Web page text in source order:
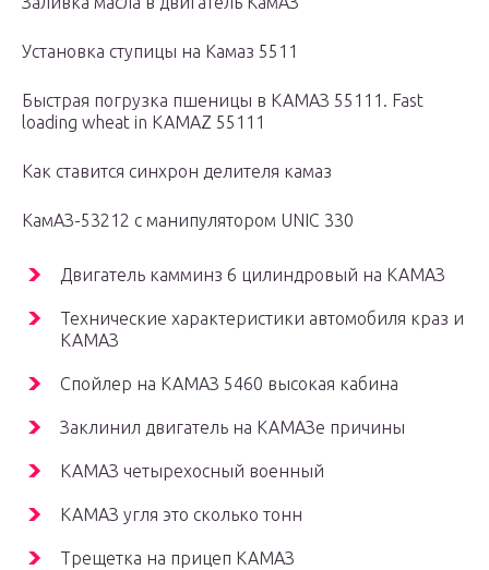
Установка ступицы на Камаз 5511
Быстрая погрузка пшеницы в КАМАЗ 55111. Fast
loading wheat in KAMAZ 55111
Как ставится синхрон делителя камаз
КамАЗ-53212 с манипулятором UNIC 330
Двигатель камминз 6 цилиндровый на КАМАЗ
Технические характеристики автомобиля краз и
КАМАЗ
Спойлер на КАМАЗ 5460 высокая кабина
Заклинил двигатель на КАМАЗе причины
КАМАЗ четырехосный военный
КАМАЗ угля это сколько тонн
Трещетка на прицеп КАМАЗ